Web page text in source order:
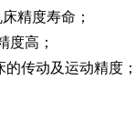
精度寿命；
度高；
传动及运动精度；